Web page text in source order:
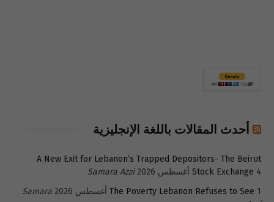
أحدث المقالات باللغة الإنجليزية
A New Exit for Lebanon’s Trapped Depositors- The Beirut
Stock Exchange 4 أغسطس 2026
Samara Azzi
The Poverty Lebanon Refuses to See 1 أغسطس 2026
Samara